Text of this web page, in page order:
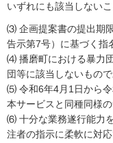
いずれにも該当しないこ
⑶ 企画提案書の提出期
告示第7号）に基づく指
⑷ 播磨町における暴力
団等に該当しないもので
⑸ 令和6年4月1日から令
本サービスと同種同様
⑹ 十分な業務遂行能力
注者の指示に柔軟に対応